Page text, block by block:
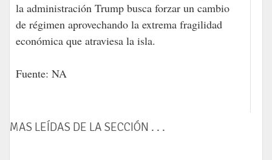
la administración Trump busca forzar un cambio
de régimen aprovechando la extrema fragilidad
económica que atraviesa la isla.
Fuente: NA
MAS LEÍDAS DE LA SECCIÓN . . .